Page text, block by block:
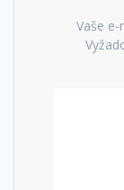
Vaše